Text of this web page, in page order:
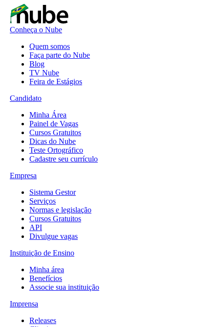
Conheça o Nube
Quem somos
Faça parte do Nube
Blog
TV Nube
Feira de Estágios
Candidato
Minha Área
Painel de Vagas
Cursos Gratuitos
Dicas do Nube
Teste Ortográfico
Cadastre seu currículo
Empresa
Sistema Gestor
Serviços
Normas e legislação
Cursos Gratuitos
API
Divulgue vagas
Instituição de Ensino
Minha área
Benefícios
Associe sua instituição
Imprensa
Releases